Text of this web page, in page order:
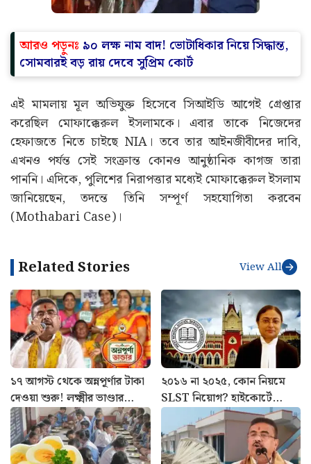
আরও পড়ুনঃ ৯০ লক্ষ নাম বাদ! ভোটাধিকার নিয়ে সিদ্ধান্ত,
সোমবারই বড় রায় দেবে সুপ্রিম কোর্ট
এই মামলায় মূল অভিযুক্ত হিসেবে সিআইডি আগেই গ্রেপ্তার
করেছিল মোফাক্কেরুল ইসলামকে। এবার তাকে নিজেদের
হেফাজতে নিতে চাইছে NIA। তবে তার আইনজীবীদের দাবি,
এখনও পর্যন্ত সেই সংক্রান্ত কোনও আনুষ্ঠানিক কাগজ তারা
পাননি। এদিকে, পুলিশের নিরাপত্তার মধ্যেই মোফাক্কেরুল ইসলাম
জানিয়েছেন, তদন্তে তিনি সম্পূর্ণ সহযোগিতা করবেন
(Mothabari Case)।
Related Stories View All
১৭ আগস্ট থেকে অন্নপূর্ণার টাকা
দেওয়া শুরু! লক্ষ্মীর ভাণ্ডার
নিয়েও বড় ঘোষণা মুখ্যমন্ত্রীর
২০১৬ না ২০২৫, কোন নিয়মে
SLST নিয়োগ? হাইকোর্টে
অবস্থান স্পষ্ট করল SSC